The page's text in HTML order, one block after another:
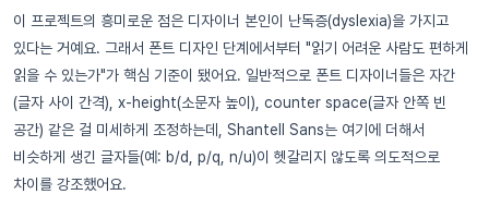
이 프로젝트의 흥미로운 점은 디자이너 본인이 난독증(dyslexia)을 가지고
있다는 거예요. 그래서 폰트 디자인 단계에서부터 "읽기 어려운 사람도 편하게
읽을 수 있는가"가 핵심 기준이 됐어요. 일반적으로 폰트 디자이너들은 자간
(글자 사이 간격), x-height(소문자 높이), counter space(글자 안쪽 빈
공간) 같은 걸 미세하게 조정하는데, Shantell Sans는 여기에 더해서
비슷하게 생긴 글자들(예: b/d, p/q, n/u)이 헷갈리지 않도록 의도적으로
차이를 강조했어요.